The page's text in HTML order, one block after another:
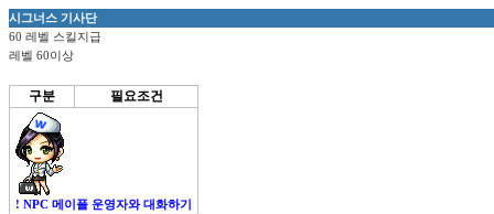
시그너스 기사단
60 레벨 스킬지급
레벨 60이상
구분 필요조건
! NPC 메이플 운영자와 대화하기